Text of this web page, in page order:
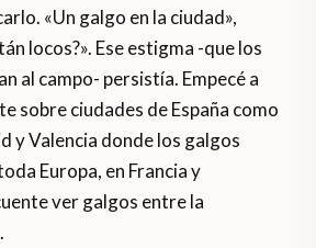
«Un galgo en la ciudad»,
locos?». Ese estigma -que los
al campo- persistía. Empecé a
sobre ciudades de España como
y Valencia donde los galgos
Europa, en Francia y
ver galgos entre la